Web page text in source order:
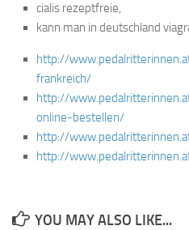
cialis rezeptfreie,
kann man in deutschland
http://
frankreich/
http://
online-bestellen/
http://
http://
YOU MAY ALSO LIKE...